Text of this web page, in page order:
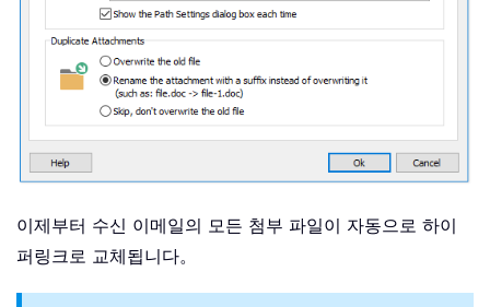
이제부터 수신 이메일의 모든 첨부 파일이 자동으로 하이
퍼링크로 교체됩니다。